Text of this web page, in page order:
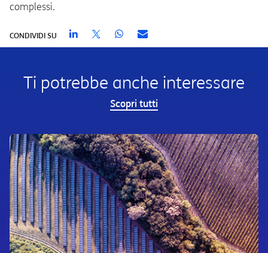
complessi.
CONDIVIDI SU
Ti potrebbe anche interessare
Scopri tutti